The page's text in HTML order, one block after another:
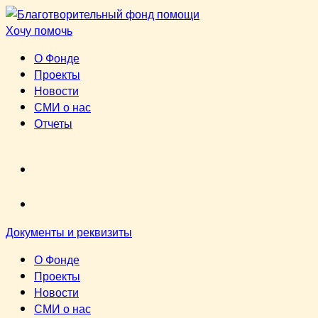
Перейти
к
Хочу помочь
О Фонде
Проекты
Новости
СМИ о нас
Отчеты
Документы и реквизиты
О Фонде
Проекты
Новости
СМИ о нас